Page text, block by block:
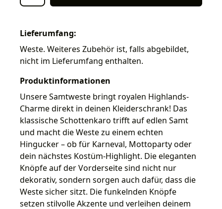
Lieferumfang:
Weste. Weiteres Zubehör ist, falls abgebildet,
nicht im Lieferumfang enthalten.
Produktinformationen
Unsere Samtweste bringt royalen Highlands-
Charme direkt in deinen Kleiderschrank! Das
klassische Schottenkaro trifft auf edlen Samt
und macht die Weste zu einem echten
Hingucker – ob für Karneval, Mottoparty oder
dein nächstes Kostüm-Highlight. Die eleganten
Knöpfe auf der Vorderseite sind nicht nur
dekorativ, sondern sorgen auch dafür, dass die
Weste sicher sitzt. Die funkelnden Knöpfe
setzen stilvolle Akzente und verleihen deinem